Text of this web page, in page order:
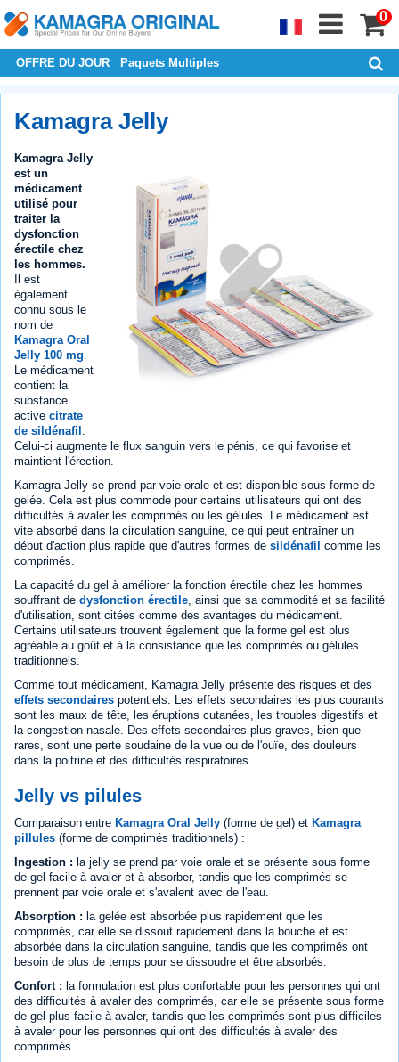
0
OFFRE DU JOUR Paquets Multiples
Kamagra Jelly
Kamagra Jelly
est un
médicament
utilisé pour
traiter la
dysfonction
érectile chez
les hommes.
Il est
également
connu sous le
nom de
Kamagra Oral
Jelly 100 mg
Le médicament
contient la
substance
active citrate
de sildénafil
Celui-ci augmente le flux sanguin vers le pénis, ce qui favorise et
maintient l'érection.
Kamagra Jelly se prend par voie orale et est disponible sous forme de
gelée. Cela est plus commode pour certains utilisateurs qui ont des
difficultés à avaler les comprimés ou les gélules. Le médicament est
vite absorbé dans la circulation sanguine, ce qui peut entraîner un
début d'action plus rapide que d'autres formes de sildénafil comme les
comprimés.
La capacité du gel à améliorer la fonction érectile chez les hommes
souffrant de dysfonction érectile , ainsi que sa commodité et sa facilité
d'utilisation, sont citées comme des avantages du médicament.
Certains utilisateurs trouvent également que la forme gel est plus
agréable au goût et à la consistance que les comprimés ou gélules
traditionnels.
Comme tout médicament, Kamagra Jelly présente des risques et des
effets secondaires potentiels. Les effets secondaires les plus courants
sont les maux de tête, les éruptions cutanées, les troubles digestifs et
la congestion nasale. Des effets secondaires plus graves, bien que
rares, sont une perte soudaine de la vue ou de l'ouïe, des douleurs
dans la poitrine et des difficultés respiratoires.
Jelly vs pilules
Comparaison entre Kamagra Oral Jelly (forme de gel) et Kamagra
pillules (forme de comprimés traditionnels) :
Ingestion : la jelly se prend par voie orale et se présente sous forme
de gel facile à avaler et à absorber, tandis que les comprimés se
prennent par voie orale et s'avalent avec de l'eau.
Absorption : la gelée est absorbée plus rapidement que les
comprimés, car elle se dissout rapidement dans la bouche et est
absorbée dans la circulation sanguine, tandis que les comprimés ont
besoin de plus de temps pour se dissoudre et être absorbés.
Confort : la formulation est plus confortable pour les personnes qui ont
des difficultés à avaler des comprimés, car elle se présente sous forme
de gel plus facile à avaler, tandis que les comprimés sont plus difficiles
à avaler pour les personnes qui ont des difficultés à avaler des
comprimés.